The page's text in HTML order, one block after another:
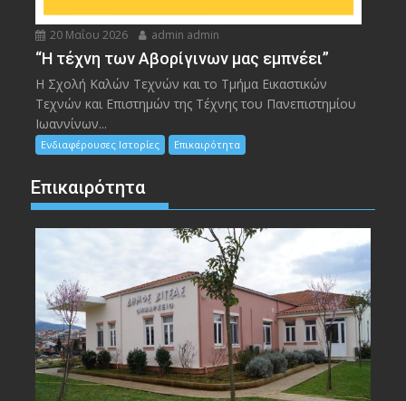
20 Μαΐου 2026 admin admin
“Η τέχνη των Αβορίγινων μας εμπνέει”
Η Σχολή Καλών Τεχνών και το Τμήμα Εικαστικών
Τεχνών και Επιστημών της Τέχνης του Πανεπιστημίου
Ιωαννίνων...
Ενδιαφέρουσες Ιστορίες Επικαιρότητα
Επικαιρότητα